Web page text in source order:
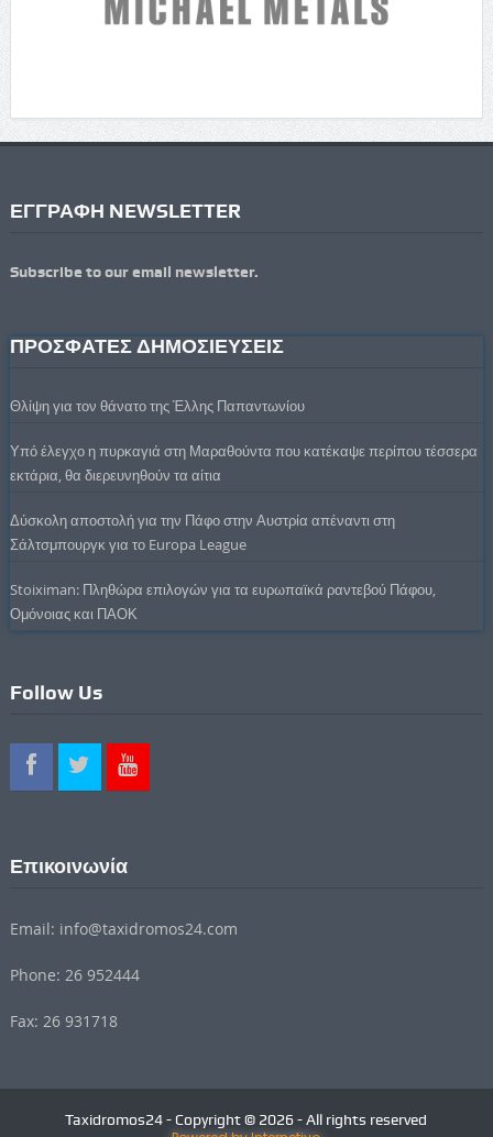
ΕΓΓΡΑΦΗ NEWSLETTER
Subscribe to our email newsletter.
ΠΡΟΣΦΑΤΕΣ ΔΗΜΟΣΙΕΥΣΕΙΣ
Θλίψη για τον θάνατο της Έλλης Παπαντωνίου
Υπό έλεγχο η πυρκαγιά στη Μαραθούντα που κατέκαψε περίπου τέσσερα
εκτάρια, θα διερευνηθούν τα αίτια
Δύσκολη αποστολή για την Πάφο στην Αυστρία απέναντι στη
Σάλτσμπουργκ για το Europa League
Stoiximan: Πληθώρα επιλογών για τα ευρωπαϊκά ραντεβού Πάφου,
Ομόνοιας και ΠΑΟΚ
Follow Us
Επικοινωνία
Email: info@taxidromos24.com
Phone: 26 952444
Fax: 26 931718
Taxidromos24 - Copyright © 2026 - All rights reserved